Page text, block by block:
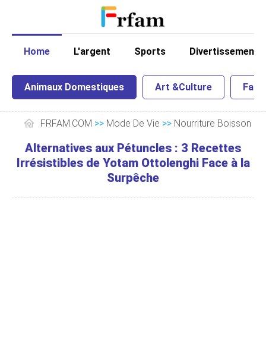
Home L'argent Sports Divertissement
Animaux Domestiques Art &Culture
FRFAM.COM >> Mode De Vie >> Nourriture Boisson
Alternatives aux Pétuncles : 3 Recettes
Irrésistibles de Yotam Ottolenghi Face à la
Surpêche